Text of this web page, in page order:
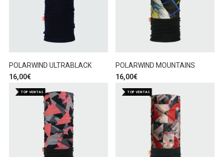
POLARWIND ULTRABLACK
16,00€
POLARWIND MOUNTAINS
16,00€
TOP VENTAS TOP VENTAS